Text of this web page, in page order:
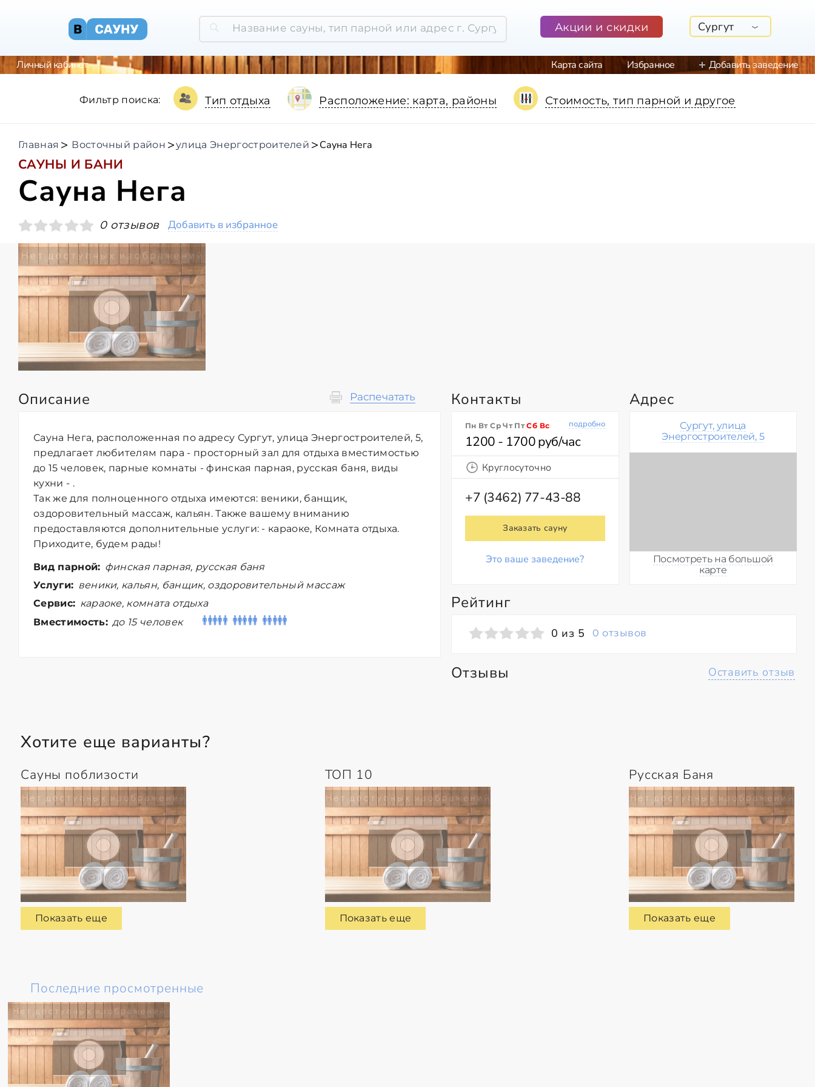
Акции и скидки Сургут
Личный кабинет Карта сайта Избранное Добавить заведение
Фильтр поиска: Тип отдыха Расположение: карта, районы Стоимость, тип парной и другое
Главная Восточный район улица Энергостроителей Сауна Нега
САУНЫ И БАНИ
Сауна Нега
0 отзывов Добавить в избранное
Описание Распечатать
Сауна Нега, расположенная по адресу Сургут, улица Энергостроителей, 5,
предлагает любителям пара - просторный зал для отдыха вместимостью
до 15 человек, парные комнаты - финская парная, русская баня, виды
кухни - .
Так же для полноценного отдыха имеются: веники, банщик,
оздоровительный массаж, кальян. Также вашему вниманию
предоставляются дополнительные услуги: - караоке, Комната отдыха.
Приходите, будем рады!
Вид парной: финская парная, русская баня
Услуги: веники, кальян, банщик, оздоровительный массаж
Сервис: караоке, комната отдыха
Вместимость: до 15 человек
Контакты
подробно
Пн Вт Ср Чт ПтСб Вс
1200 - 1700 руб/час
Круглосуточно
+7 (3462) 77-43-88
Заказать сауну
Это ваше заведение?
Адрес
Сургут, улица
Энергостроителей, 5
Посмотреть на большой
карте
Рейтинг
0 из 5 0 отзывов
Отзывы Оставить отзыв
Хотите еще варианты?
Сауны поблизости
Показать еще
ТОП 10
Показать еще
Русская Баня
Показать еще
Последние просмотренные